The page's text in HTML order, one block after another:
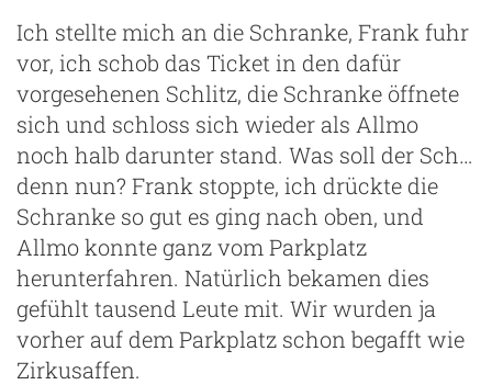
Ich stellte mich an die Schranke, Frank fuhr
vor, ich schob das Ticket in den dafür
vorgesehenen Schlitz, die Schranke öffnete
sich und schloss sich wieder als Allmo
noch halb darunter stand. Was soll der Sch…
denn nun? Frank stoppte, ich drückte die
Schranke so gut es ging nach oben, und
Allmo konnte ganz vom Parkplatz
herunterfahren. Natürlich bekamen dies
gefühlt tausend Leute mit. Wir wurden ja
vorher auf dem Parkplatz schon begafft wie
Zirkusaffen.